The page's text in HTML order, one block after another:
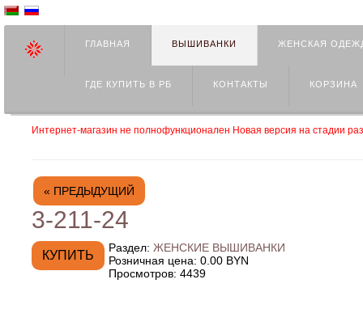
ГЛАВНАЯ ВЫШИВАНКИ ЖЕНСКАЯ
ГДЕ КУПИТЬ В РБ КОНТАКТЫ КОРЗИНА
Интернет-магазин не полнофункционален Новая версия на стадии
« ПРЕДЫДУЩИЙ
3-211-24
Раздел: ЖЕНСКИЕ ВЫШИВАНКИ
Розничная цена: 0.00 BYN
Просмотров: 4439